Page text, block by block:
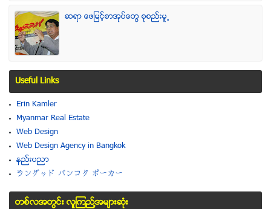
ဆရာ ေဖျမင့္စာအုပ္ေတြ စုစည္းမူ႕
Useful Links
Erin Kamler
Myanmar Real Estate
Web Design
Web Design Agency in Bangkok
နည္းပညာ
ラングッド バンコク ポーカー
တစ္လအတြင္း လူၾကည္႔အမ်ားဆံုး